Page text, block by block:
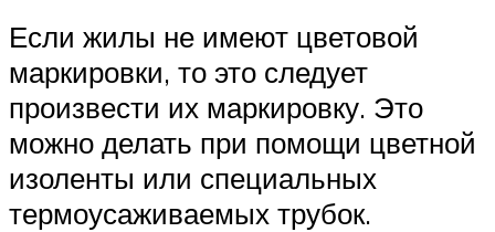
Если жилы не имеют цветовой
маркировки, то это следует
произвести их маркировку. Это
можно делать при помощи цветной
изоленты или специальных
термоусаживаемых трубок.